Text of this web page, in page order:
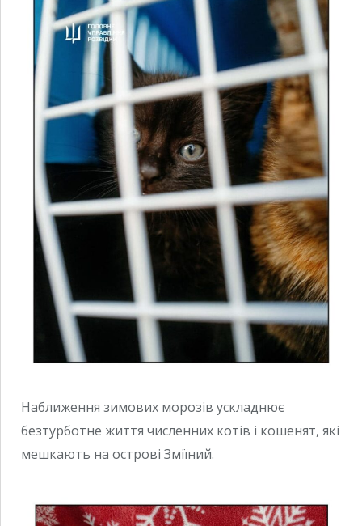
Наближення зимових морозів ускладнює
безтурботне життя численних котів і кошенят, які
мешкають на острові Зміїний.